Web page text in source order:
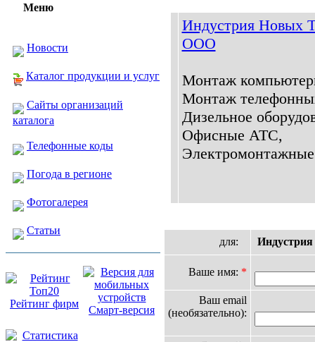
Меню
Новости
Каталог продукции и услуг
Сайты организаций
каталога
Телефонные коды
Погода в регионе
Фотогалерея
Статьи
Рейтинг фирм
Смарт-версия
Индустрия Новых
ООО
Монтаж
Монтаж
Дизельное
Офисные АТС,
для:
Ваше имя: *
Ваш email
(необязательно):